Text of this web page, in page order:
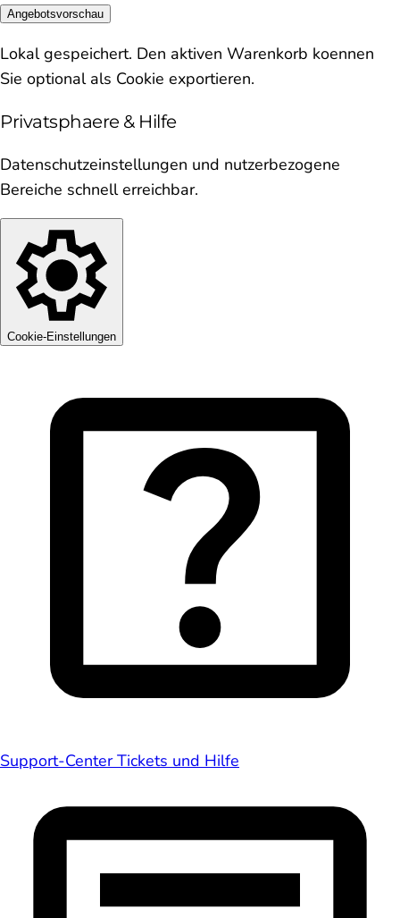
Angebotsvorschau
Lokal gespeichert. Den aktiven Warenkorb koennen
Sie optional als Cookie exportieren.
Privatsphaere & Hilfe
Datenschutzeinstellungen und nutzerbezogene
Bereiche schnell erreichbar.
Cookie-Einstellungen
Support-Center Tickets und Hilfe